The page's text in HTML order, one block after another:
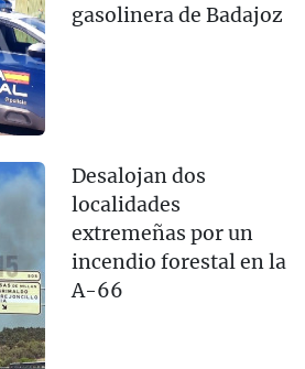
gasolinera de Badajoz
Desalojan dos
localidades
extremeñas por un
incendio forestal en la
A-66